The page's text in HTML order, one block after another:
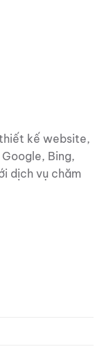
kế website,
Bing,
dịch vụ chăm